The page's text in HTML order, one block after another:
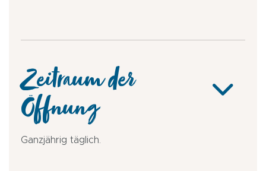
Zeitraum der
Öffnung
Ganzjährig täglich.